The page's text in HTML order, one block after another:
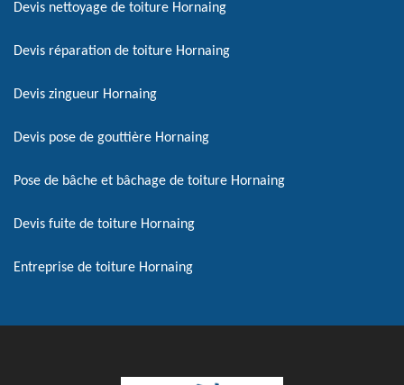
Devis nettoyage de toiture Hornaing
Devis réparation de toiture Hornaing
Devis zingueur Hornaing
Devis pose de gouttière Hornaing
Pose de bâche et bâchage de toiture Hornaing
Devis fuite de toiture Hornaing
Entreprise de toiture Hornaing